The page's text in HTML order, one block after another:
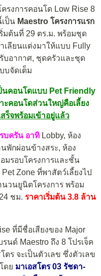
ครงการคอนโด Low Rise 8
ป็น Maestro โครงการแรก
มต้นที่ 29 ตร.ม. พร้อมชุด
เลียนแต่งมาให้แบบ Fully
รับอากาศ, ชุดครัวและชุด
บจัดเต็ม
นคอนโดแบบ Pet Friendly
ะคอนโดส่วนใหญ่คือเลี้ยง
ร็จพร้อมเข้าอยู่แล้ว
บครัน อาทิ Lobby, ห้อง
พักผ่อนข้างสระ, ห้อง
มรอบโครงการและชั้น
Zone ที่พาสัตว์เลี้ยงไป
นวนยูนิตโครงการ พร้อม
ชม. ราคาเริ่มต้น 3.8 ล้าน
ที่มีชื่อเสียงของ Major
นด์ Maestro ถึง 8 โปรเจ็ค
ตร จะเป็นตัวเลข ซึ่งตัวเลข
ดย มาเอสโตร 03 รัชดา-